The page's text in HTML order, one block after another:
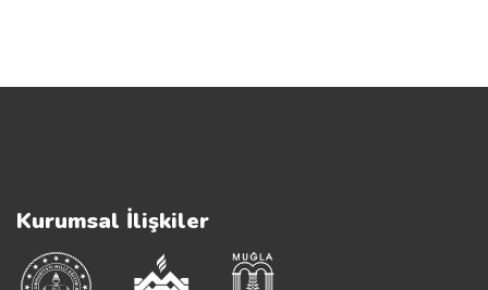
Kurumsal İlişkiler